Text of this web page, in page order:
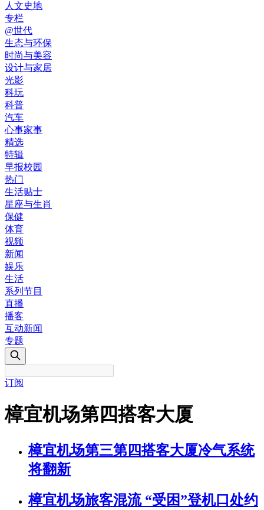
人文史地
专栏
@世代
生态与环保
时尚与美容
设计与家居
光影
科玩
科普
汽车
心事家事
精选
特辑
早报校园
热门
生活贴士
星座与生肖
保健
体育
视频
新闻
娱乐
生活
系列节目
直播
播客
互动新闻
专题
订阅
樟宜机场第四搭客大厦
樟宜机场第三第四搭客大厦冷气系统
将翻新
樟宜机场旅客混流 “受困”登机口处约